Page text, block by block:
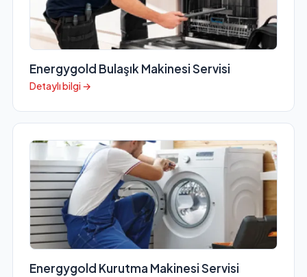
Energygold Bulaşık Makinesi Servisi
Detaylı bilgi →
Energygold Kurutma Makinesi Servisi